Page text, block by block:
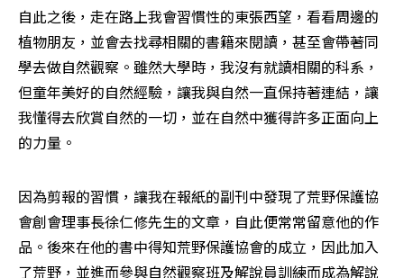
自此之後，走在路上我會習慣性的東張西望，看看周邊的
植物朋友，並會去找尋相關的書籍來閱讀，甚至會帶著同
學去做自然觀察。雖然大學時，我沒有就讀相關的科系，
但童年美好的自然經驗，讓我與自然一直保持著連結，讓
我懂得去欣賞自然的一切，並在自然中獲得許多正面向上
的力量。
因為剪報的習慣，讓我在報紙的副刊中發現了荒野保護協
會創會理事長徐仁修先生的文章，自此便常常留意他的作
品。後來在他的書中得知荒野保護協會的成立，因此加入
了荒野，並進而參與自然觀察班及解說員訓練而成為解說